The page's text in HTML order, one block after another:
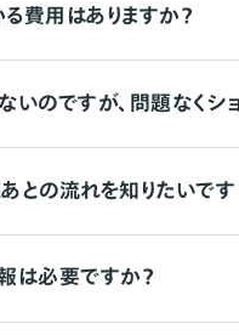
費用はありますか？
いのですが、問題なくシ
との流れを知りたいです
は必要ですか？